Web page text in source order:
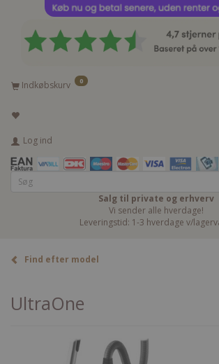
Indkøbskurv 0
Log ind
Salg til private og erhverv
Vi sender alle hverdage!
Leveringstid: 1-3 hverdage v/
Find efter model
UltraOne